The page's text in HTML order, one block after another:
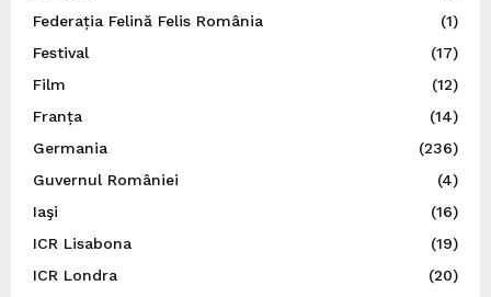
Federația Felină Felis România
(1)
Festival
(17)
Film
(12)
Franța
(14)
Germania
(236)
Guvernul României
(4)
Iaşi
(16)
ICR Lisabona
(19)
ICR Londra
(20)